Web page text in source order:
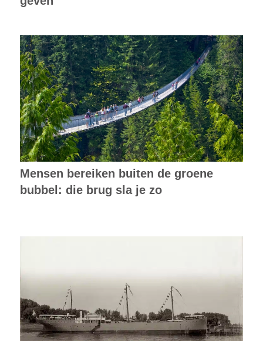
Mensen bereiken buiten de groene
bubbel: die brug sla je zo